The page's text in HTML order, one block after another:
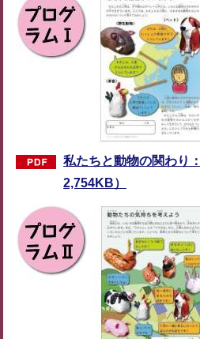
私たちと動物の関わり
2,754KB）